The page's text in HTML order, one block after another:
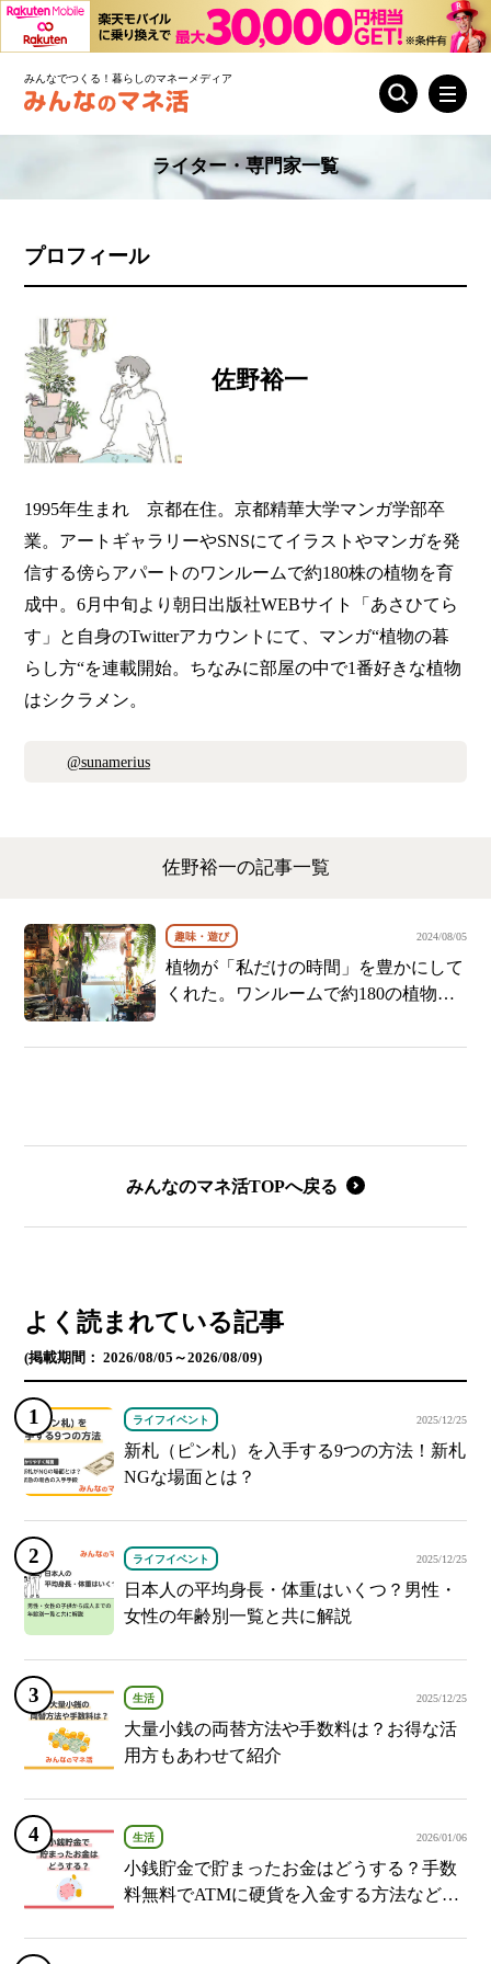
みんなでつくる！暮らしのマネーメディア
ライター・専門家一覧
プロフィール
佐野裕一
1995年生まれ 京都在住。京都精華大学マンガ学部卒
業。アートギャラリーやSNSにてイラストやマンガを発
信する傍らアパートのワンルームで約180株の植物を育
成中。6月中旬より朝日出版社WEBサイト「あさひてら
す」と自身のTwitterアカウントにて、マンガ“植物の暮
らし方“を連載開始。ちなみに部屋の中で1番好きな植物
はシクラメン。
@sunamerius
佐野裕一の記事一覧
趣味・遊び 2024/08/05
植物が「私だけの時間」を豊かにして
くれた。ワンルームで約180の植物を
る暮らし
みんなのマネ活TOPへ戻る
よく読まれている記事
(掲載期間： 2026/08/05～2026/08/09)
ライフイベント 2025/12/25
新札（ピン札）を入手する9つの方法！新札
NGな場面とは？
ライフイベント 2025/12/25
日本人の平均身長・体重はいくつ？男性・
女性の年齢別一覧と共に解説
生活 2025/12/25
大量小銭の両替方法や手数料は？お得な活
用方もあわせて紹介
生活 2026/01/06
小銭貯金で貯まったお金はどうする？手数
料無料でATMに硬貨を入金する方法など紹